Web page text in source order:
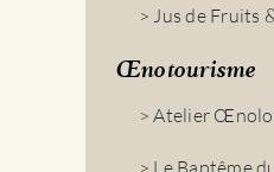
> Jus de Fruits
Œnotourisme
> Atelier
> Le Baptême